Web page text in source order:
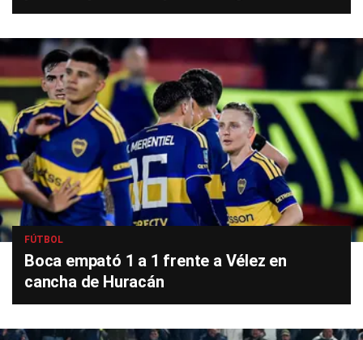
FÚTBOL
Boca empató 1 a 1 frente a Vélez en
cancha de Huracán